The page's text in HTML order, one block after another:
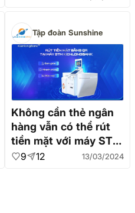
Tập đoàn Sunshine
Không cần thẻ ngân
hàng vẫn có thể rút
tiền mặt với máy STM
của KienlongBank
9 12 13/03/2024